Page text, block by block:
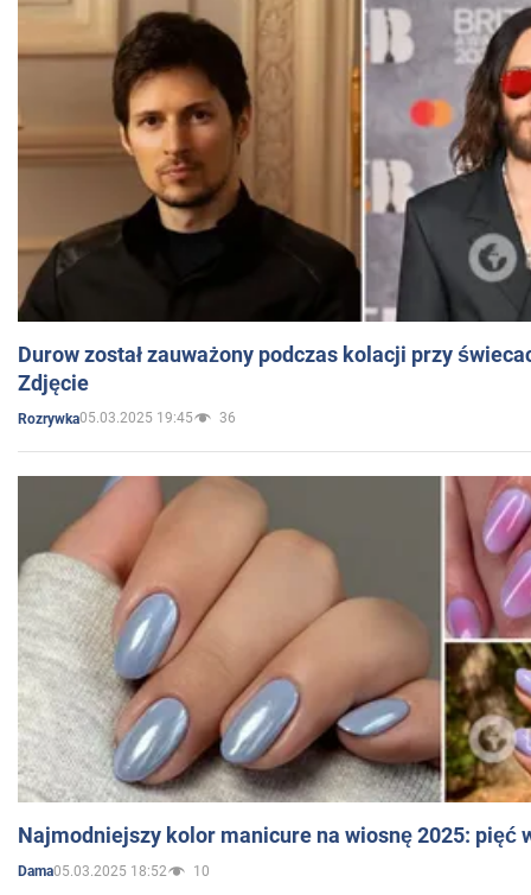
Durow został zauważony podczas kolacji przy
Zdjęcie
Rozrywka05.03.2025 19:45 36
Najmodniejszy kolor manicure na wiosnę 2025: pięć
Dama05.03.2025 18:52 10